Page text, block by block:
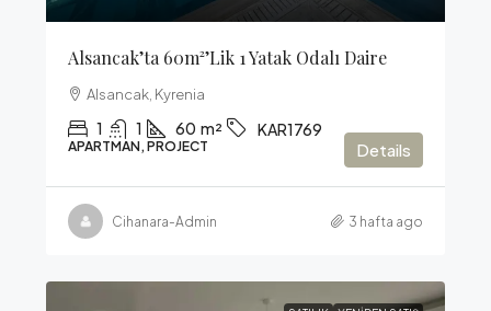
Alsancak’ta 60m²’lik 1 Yatak Odalı Daire
Alsancak, Kyrenia
1 1 60 m² KAR1769
APARTMAN, PROJECT Details
Cihanara-Admin 3 hafta ago